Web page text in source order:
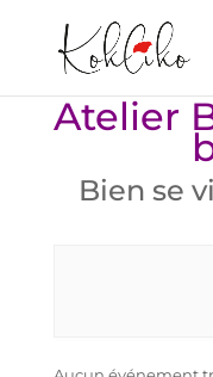
Atelier
Bien se